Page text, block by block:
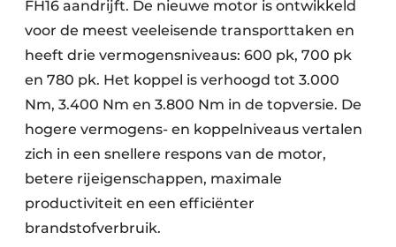
FH16 aandrijft. De nieuwe motor is ontwikkeld
voor de meest veeleisende transporttaken en
heeft drie vermogensniveaus: 600 pk, 700 pk
en 780 pk. Het koppel is verhoogd tot 3.000
Nm, 3.400 Nm en 3.800 Nm in de topversie. De
hogere vermogens- en koppelniveaus vertalen
zich in een snellere respons van de motor,
betere rijeigenschappen, maximale
productiviteit en een efficiënter
brandstofverbruik.